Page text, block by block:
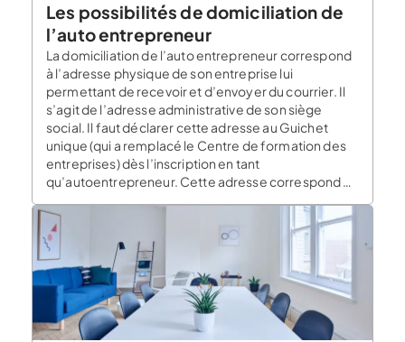
Les possibilités de domiciliation de
l’auto entrepreneur
La domiciliation de l’auto entrepreneur correspond
à l’adresse physique de son entreprise lui
permettant de recevoir et d’envoyer du courrier. Il
s’agit de l’adresse administrative de son siège
social. Il faut déclarer cette adresse au Guichet
unique (qui a remplacé le Centre de formation des
entreprises) dès l’inscription en tant
qu’autoentrepreneur. Cette adresse correspond à